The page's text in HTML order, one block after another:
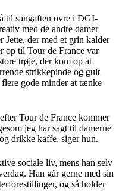
til sangaften ovre i DGI-
med de andre damer
Jette, der med et grin kalder
op til Tour de France var
trøje, der kom op at
strikkepinde og gult
flere gode minder at tænke
Tour de France kommer
jeg har sagt til damerne
drikke kaffe, siger hun.
sociale liv, mens han selv
Han går gerne med sin
og så holder